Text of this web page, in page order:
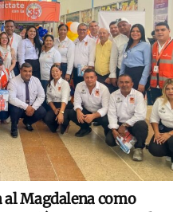
al Magdalena como